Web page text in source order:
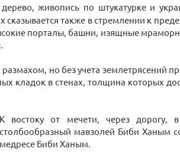
живопись по штукатурке и
сказывается также в стремлении к
порталы, башни, изящные
но без учета землетрясений
кладок в стенах, толщина которых
К востоку от мечети, через дорогу,
столбообразный мавзолей Биби Ханым
медресе Биби Ханым.